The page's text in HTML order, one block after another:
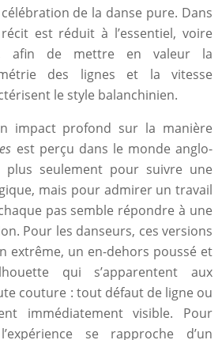
de la danse pure. Dans
est réduit à l’essentiel, voire
afin de mettre en valeur la
des lignes et la vitesse
le style balanchinien.
impact profond sur la manière
est perçu dans le monde anglo-
plus seulement pour suivre une
mais pour admirer un travail
pas semble répondre à une
Pour les danseurs, ces versions
extrême, un en-dehors poussé et
qui s’apparentent aux
couture : tout défaut de ligne ou
immédiatement visible. Pour
se rapproche d’un